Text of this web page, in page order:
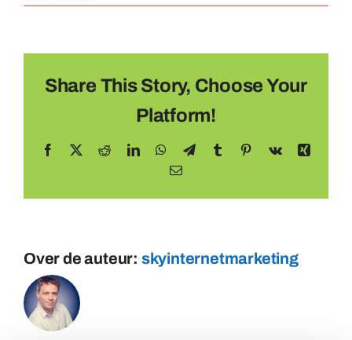
sleutelhanger-
Share This Story, Choose Your
Platform!
Facebook RedditLinkedInWhatsApp
TelegramTumblr Pinterest
Vk
Xing
E-
Over de auteur: skyinternetmarketing